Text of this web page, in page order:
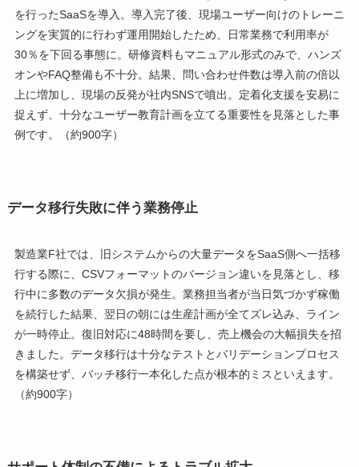
を行ったSaaSを導入。導入完了後、現場ユーザー向けのトレーニ
ングを実質的に行わず運用開始したため、日常業務で利用率が
30％を下回る事態に。研修資料もマニュアル形式のみで、ハンズ
オンやFAQ整備も不十分。結果、問い合わせ件数は導入前の倍以
上に増加し、現場の反発が社内SNSで噴出。定着化支援を安易に
捉えず、十分なユーザー教育計画を立てる重要性を見落とした事
例です。（約900字）
データ移行失敗に伴う業務停止
製造業F社では、旧システムからの大量データをSaaS側へ一括移
行する際に、CSVフォーマットのバージョン違いを見落とし、移
行中に多数のデータ欠損が発生。業務担当者が当日気づかず稼働
を続行した結果、翌日の朝には生産計画が全てズレ込み、ライン
が一時停止。復旧対応に48時間を要し、売上機会の大幅損失を招
きました。データ移行は十分なテストとバリデーションプロセス
を構築せず、バッチ移行一本化した点が根本的ミスといえます。
（約900字）